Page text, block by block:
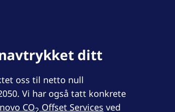
ditt
oss til netto null
Vi har også tatt konkrete
CO2 Offset Services ved